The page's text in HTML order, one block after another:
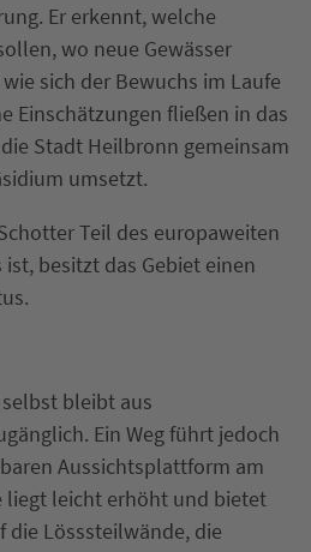
Er erkennt, welche
wo neue Gewässer
sich der Bewuchs im Laufe
Einschätzungen fließen in das
Stadt Heilbronn gemeinsam
umsetzt.
Teil des europaweiten
besitzt das Gebiet einen
bleibt aus
Ein Weg führt jedoch
Aussichtsplattform am
liegt leicht erhöht und bietet
die Lösssteilwände, die